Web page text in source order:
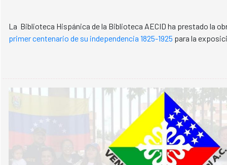
La Biblioteca Hispánica de la Biblioteca AECID ha prestado la
primer centenario de su independencia 1825-1925 para la